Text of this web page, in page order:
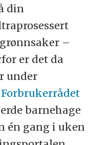
din
–
er det da
under
Forbrukerrådet
barnehage
én gang i uken